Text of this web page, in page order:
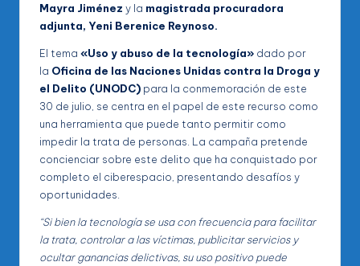
Mayra Jiménez y la magistrada procuradora
adjunta, Yeni Berenice Reynoso.
El tema «Uso y abuso de la tecnología» dado por
la Oficina de las Naciones Unidas contra la Droga y
el Delito (UNODC) para la conmemoración de este
30 de julio, se centra en el papel de este recurso como
una herramienta que puede tanto permitir como
impedir la trata de personas. La campaña pretende
concienciar sobre este delito que ha conquistado por
completo el ciberespacio, presentando desafíos y
oportunidades.
“Si bien la tecnología se usa con frecuencia para facilitar
la trata, controlar a las víctimas, publicitar servicios y
ocultar ganancias delictivas, su uso positivo puede